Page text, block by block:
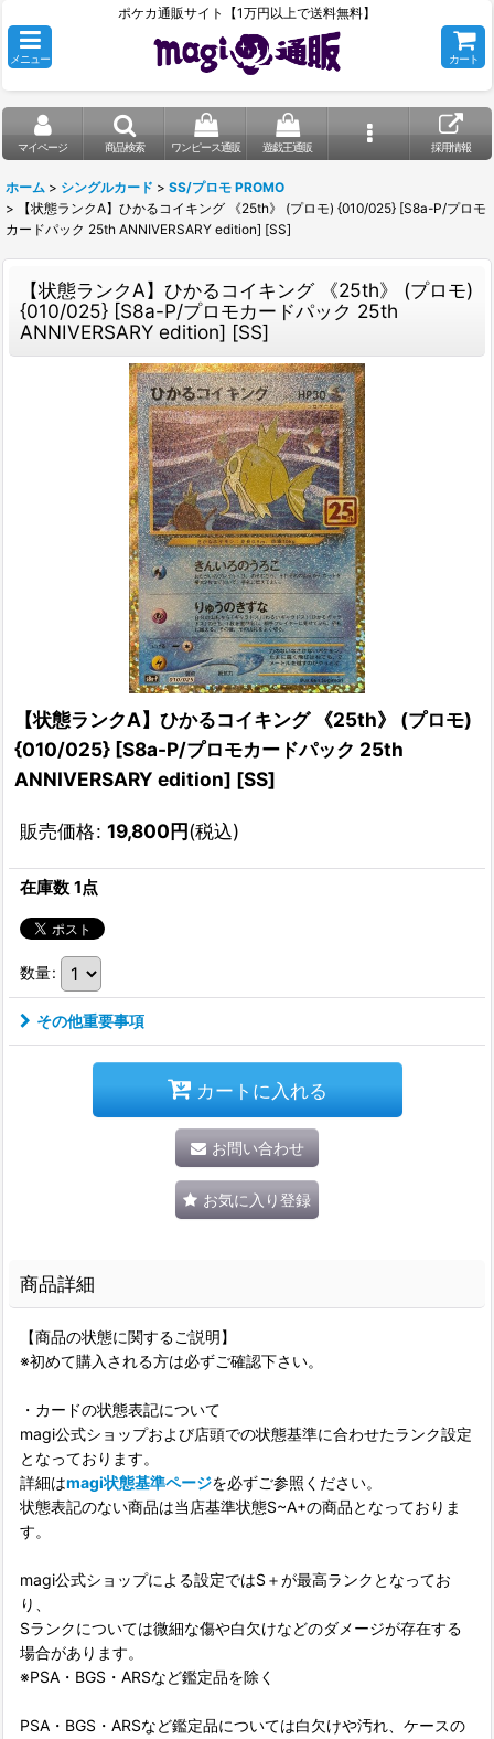
ポケカ通販サイト【1万円以上で送料無料】
メニュー カート
マイページ 商品検索 ワンピース通販 遊戯王通販 採用情報
ホーム > シングルカード > SS/プロモ PROMO
>
【状態ランクA】ひかるコイキング 《25th》 (プロモ) {010/025} [S8a-P/プロモ
カードパック 25th ANNIVERSARY edition] [SS]
【状態ランクA】ひかるコイキング 《25th》 (プロモ)
{010/025} [S8a-P/プロモカードパック 25th
ANNIVERSARY edition] [SS]
【状態ランクA】ひかるコイキング 《25th》 (プロモ)
{010/025} [S8a-P/プロモカードパック 25th
ANNIVERSARY edition] [SS]
販売価格: 19,800円(税込)
在庫数 1点
数量:
その他重要事項
カートに入れる
お問い合わせ
お気に入り登録
商品詳細
【商品の状態に関するご説明】
※初めて購入される方は必ずご確認下さい。
・カードの状態表記について
magi公式ショップおよび店頭での状態基準に合わせたランク設定
となっております。
詳細はmagi状態基準ページを必ずご参照ください。
状態表記のない商品は当店基準状態S~A+の商品となっておりま
す。
magi公式ショップによる設定ではS＋が最高ランクとなってお
り、
Sランクについては微細な傷や白欠けなどのダメージが存在する
場合があります。
※PSA・BGS・ARSなど鑑定品を除く
PSA・BGS・ARSなど鑑定品については白欠けや汚れ、ケースの